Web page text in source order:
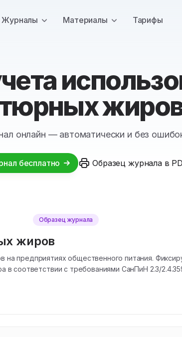
Журналы Материалы Тарифы
онлайн — автоматически и без
бесплатно Образец журнала в
Образец журнала
жиров
предприятиях общественного питания.
соответствии с требованиями СанПиН 2.3/